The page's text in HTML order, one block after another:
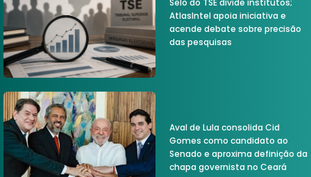
AtlasIntel apoia iniciativa e
acende debate sobre precisão
das pesquisas
Aval de Lula consolida Cid
Gomes como candidato ao
Senado e aproxima definição da
chapa governista no Ceará